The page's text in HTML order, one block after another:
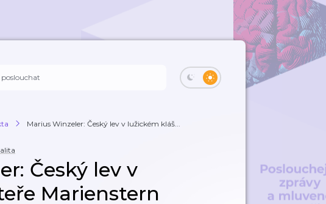
Marius Winzeler: Český lev v lužickém kláš...
Český lev v
Marienstern